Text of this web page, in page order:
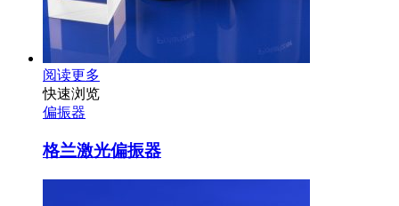
阅读更多
快速浏览
偏振器
格兰激光偏振器